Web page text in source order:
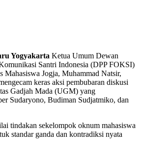
Yogyakarta Ketua Umum Dewan
Santri Indonesia (DPP FOKSI)
Mahasiswa Jogja, Muhammad Natsir,
keras aksi pembubaran diskusi
Gadjah Mada (UGM) yang
Sudaryono, Budiman Sudjatmiko, dan
tindakan sekelompok oknum mahasiswa
standar ganda dan kontradiksi nyata